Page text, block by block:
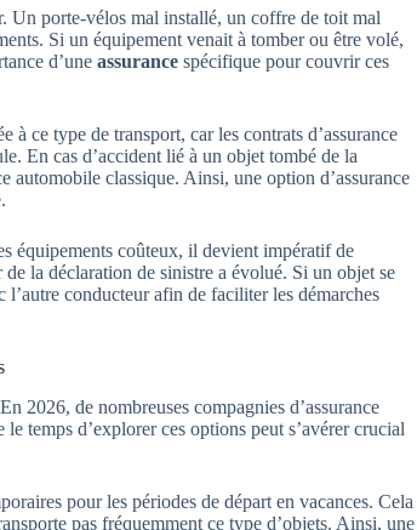
Un porte-vélos mal installé, un coffre de toit mal
Si un équipement venait à tomber ou être volé,
d’une assurance spécifique pour couvrir ces
à ce type de transport, car les contrats d’assurance
En cas d’accident lié à un objet tombé de la
automobile classique. Ainsi, une option d’assurance
équipements coûteux, il devient impératif de
la déclaration de sinistre a évolué. Si un objet se
l’autre conducteur afin de faciliter les démarches
2026, de nombreuses compagnies d’assurance
temps d’explorer ces options peut s’avérer crucial
pour les périodes de départ en vacances. Cela
pas fréquemment ce type d’objets. Ainsi, une